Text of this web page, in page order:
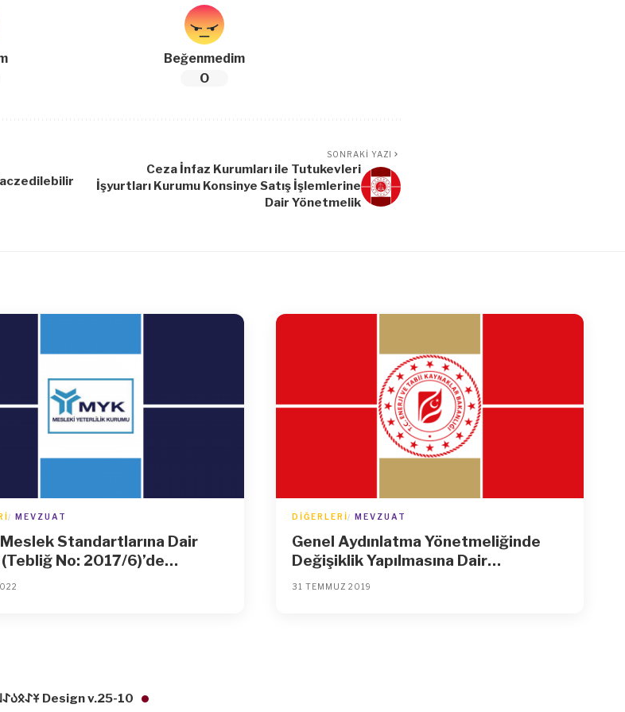
Beğenmedim
0
SONRAKI YAZI
Ceza İnfaz Kurumları ile Tutukevleri
İşyurtları Kurumu Konsinye Satış İşlemlerine
Dair Yönetmelik
MEVZUAT
Standartlarına Dair
No: 2017/6)’de
Yapılmasına Dair Tebliğ
DIĞERLERI MEVZUAT
Genel Aydınlatma Yönetmeliğinde
Değişiklik Yapılmasına Dair
Yönetmelik
31 TEMMUZ 2019
𐱁𐰀𐰋𐰉𐰀𐰞 Design v.25-10